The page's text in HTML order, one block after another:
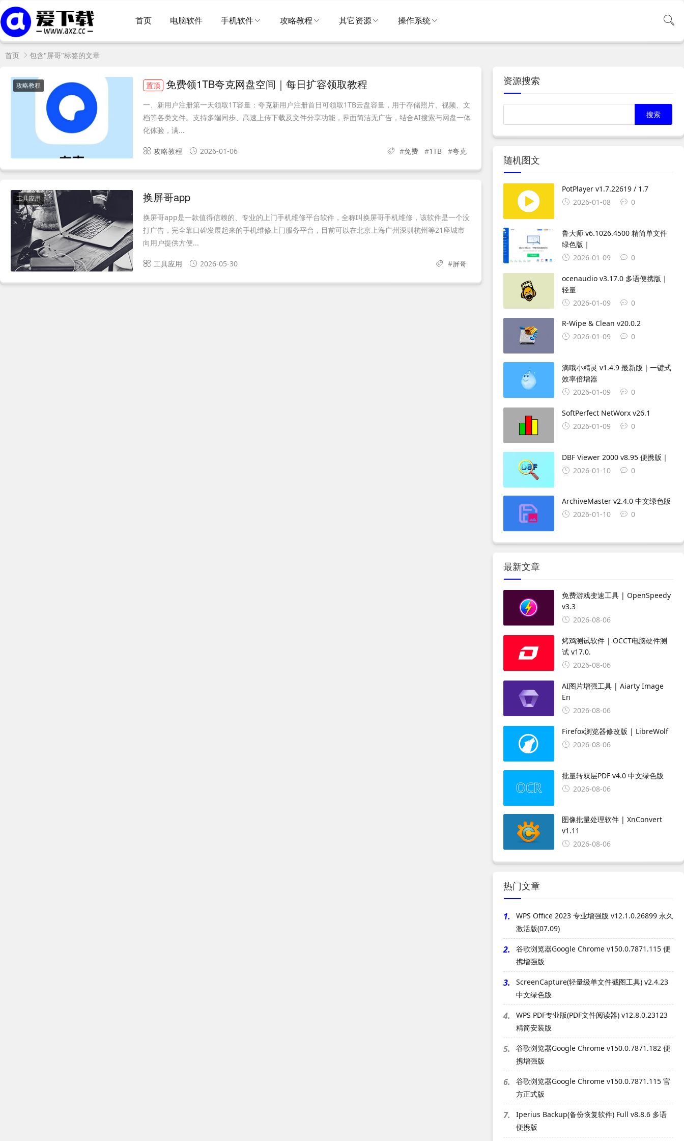
首页 电脑软件 手机软件 攻略教程 其它资源 操作系统
首页 包含"屏哥"标签的文章
攻略教程 置顶 免费领1TB夸克网盘空间｜每日扩容领取教程
一、新用户注册第一天领取1T容量：夸克新用户注册首日可领取1TB云盘容量，用于存储照片、视频、文
档等各类文件。支持多端同步、高速上传下载及文件分享功能，界面简洁无广告，结合AI搜索与网盘一体
化体验，满...
攻略教程 2026-01-06 #免费 #1TB #夸克
工具应用 换屏哥app
换屏哥app是一款值得信赖的、专业的上门手机维修平台软件，全称叫换屏哥手机维修，该软件是一个没
打广告，完全靠口碑发展起来的手机维修上门服务平台，目前可以在北京上海广州深圳杭州等21座城市
向用户提供方便...
工具应用 2026-05-30 #屏哥
资源搜索
随机图文
PotPlayer v1.7.22619 / 1.7
2026-01-08
0
鲁大师 v6.1026.4500 精简单文件
绿色版｜
2026-01-09
0
ocenaudio v3.17.0 多语便携版｜
轻量
2026-01-09
0
R-Wipe & Clean v20.0.2
2026-01-09
0
滴哦小精灵 v1.4.9 最新版｜一键式
效率倍增器
2026-01-09
0
SoftPerfect NetWorx v26.1
2026-01-09
0
DBF Viewer 2000 v8.95 便携版｜
2026-01-10
0
ArchiveMaster v2.4.0 中文绿色版
2026-01-10
0
最新文章
免费游戏变速工具 | OpenSpeedy
v3.3
2026-08-06
烤鸡测试软件 | OCCT电脑硬件测
试 v17.0.
2026-08-06
AI图片增强工具 | Aiarty Image
En
2026-08-06
Firefox浏览器修改版 | LibreWolf
2026-08-06
批量转双层PDF v4.0 中文绿色版
2026-08-06
图像批量处理软件 | XnConvert
v1.11
2026-08-06
热门文章
1.
WPS Office 2023 专业增强版 v12.1.0.26899 永久
激活版(07.09)
2.
谷歌浏览器Google Chrome v150.0.7871.115 便
携增强版
3.
ScreenCapture(轻量级单文件截图工具) v2.4.23
中文绿色版
4.
WPS PDF专业版(PDF文件阅读器) v12.8.0.23123
精简安装版
5.
谷歌浏览器Google Chrome v150.0.7871.182 便
携增强版
6.
谷歌浏览器Google Chrome v150.0.7871.115 官
方正式版
7.
Iperius Backup(备份恢复软件) Full v8.8.6 多语
便携版